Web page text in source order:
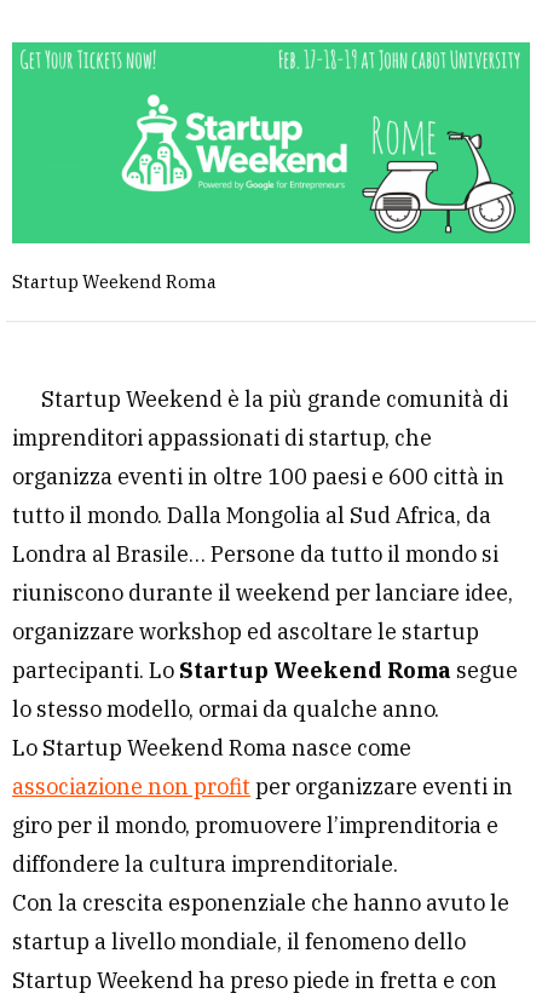
Startup Weekend Roma
Startup Weekend è la più grande comunità di
imprenditori appassionati di startup, che
organizza eventi in oltre 100 paesi e 600 città in
tutto il mondo. Dalla Mongolia al Sud Africa, da
Londra al Brasile… Persone da tutto il mondo si
riuniscono durante il weekend per lanciare idee,
organizzare workshop ed ascoltare le startup
partecipanti. Lo Startup Weekend Roma segue
lo stesso modello, ormai da qualche anno.
Lo Startup Weekend Roma nasce come
associazione non profit per organizzare eventi in
giro per il mondo, promuovere l’imprenditoria e
diffondere la cultura imprenditoriale.
Con la crescita esponenziale che hanno avuto le
startup a livello mondiale, il fenomeno dello
Startup Weekend ha preso piede in fretta e con